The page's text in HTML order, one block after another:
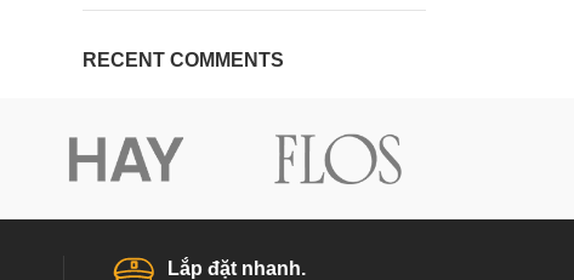
RECENT COMMENTS
Lắp đặt nhanh.